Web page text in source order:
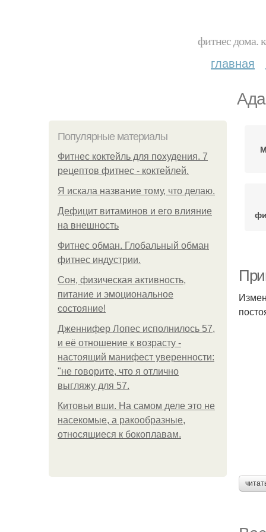
фитнес дома.
главная
Популярные материалы
Фитнес коктейль для похудения. 7
рецептов фитнес - коктейлей.
Я искала название тому, что делаю.
Дефицит витаминов и его влияние
на внешность
Фитнес обман. Глобальный обман
фитнес индустрии.
Сон, физическая активность,
питание и эмоциональное
состояние!
Дженнифер Лопес исполнилось 57,
и её отношение к возрасту -
настоящий манифест уверенности:
"не говорите, что я отлично
выгляжу для 57.
Китовьи вши. На самом деле это не
насекомые, а ракообразные,
относящиеся к бокоплавам.